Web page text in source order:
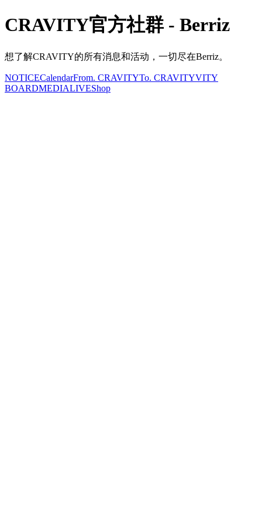
CRAVITY官方社群 - Berriz
想了解CRAVITY的所有消息和活动，一切尽在Berriz。
NOTICECalendarFrom. CRAVITYTo. CRAVITYVITY
BOARDMEDIALIVEShop